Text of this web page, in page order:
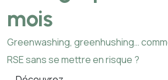
mois
Greenwashing, greenhushing…
RSE sans se mettre en risque ?